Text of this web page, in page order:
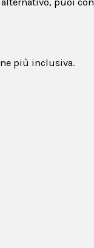
più inclusiva.